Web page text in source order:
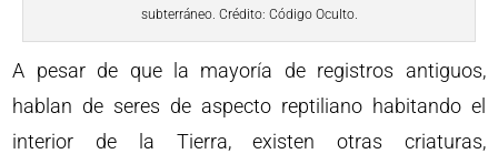
subterráneo. Crédito: Código Oculto.
A pesar de que la mayoría de registros antiguos,
hablan de seres de aspecto reptiliano habitando el
interior de la Tierra, existen otras criaturas,